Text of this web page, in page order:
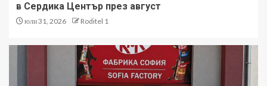
в Сердика Център през август
юли 31, 2026 Roditel 1